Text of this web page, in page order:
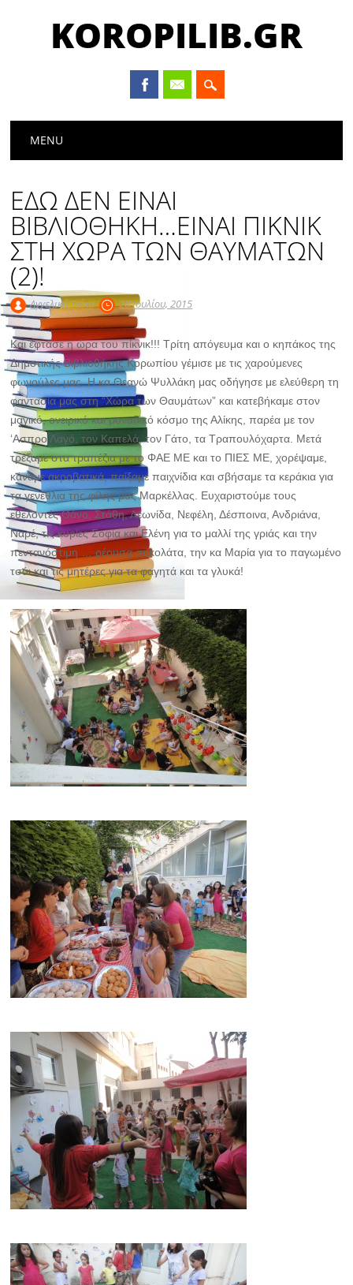
KOROPILIB.GR
Main menu
MENU
ΕΔΩ ΔΕΝ ΕΙΝΑΙ
ΒΙΒΛΙΟΘΗΚΗ…ΕΙΝΑΙ ΠΙΚΝΙΚ
ΣΤΗ ΧΩΡΑ ΤΩΝ ΘΑΥΜΑΤΩΝ
(2)!
Αγγελική Γκίκα 28 Ιουλίου, 2015
Και έφτασε η ώρα του πίκνικ!!! Τρίτη απόγευμα και ο κηπάκος της
Δημοτικής Βιβλιοθήκης Κορωπίου γέμισε με τις χαρούμενες
φωνούλες μας. Η κα Θεανώ Ψυλλάκη μας οδήγησε με ελεύθερη τη
φαντασία μας στη “Χώρα των Θαυμάτων” και κατεβήκαμε στον
μαγικό, ονειρικό και μοναδικό κόσμο της Αλίκης, παρέα με τον
‘Ασπρο Λαγό, τον Καπελά, τον Γάτο, τα Τραπουλόχαρτα. Μετά
τρέξαμε στα τραπέζια με το ΦΑΕ ΜΕ και το ΠΙΕΣ ΜΕ, χορέψαμε,
κάναμε ακροβατικά, παίξαμε παιχνίδια και σβήσαμε τα κεράκια για
τα γενέθλια της φίλης μας Μαρκέλλας. Ευχαριστούμε τους
εθελοντές Θάνο, Στάθη, Λεωνίδα, Νεφέλη, Δέσποινα, Ανδριάνα,
Ναρέ, τις κυρίες Σοφία και Ελένη για το μαλλί της γριάς και την
πεντανόστιμη … ρέουσα σοκολάτα, την κα Μαρία για το παγωμένο
τσάι και τις μητέρες για τα φαγητά και τα γλυκά!